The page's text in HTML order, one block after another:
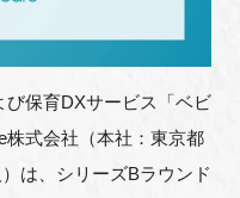
保育DXサービス「ベビ
株式会社（本社：東京都
は、シリーズBラウンド